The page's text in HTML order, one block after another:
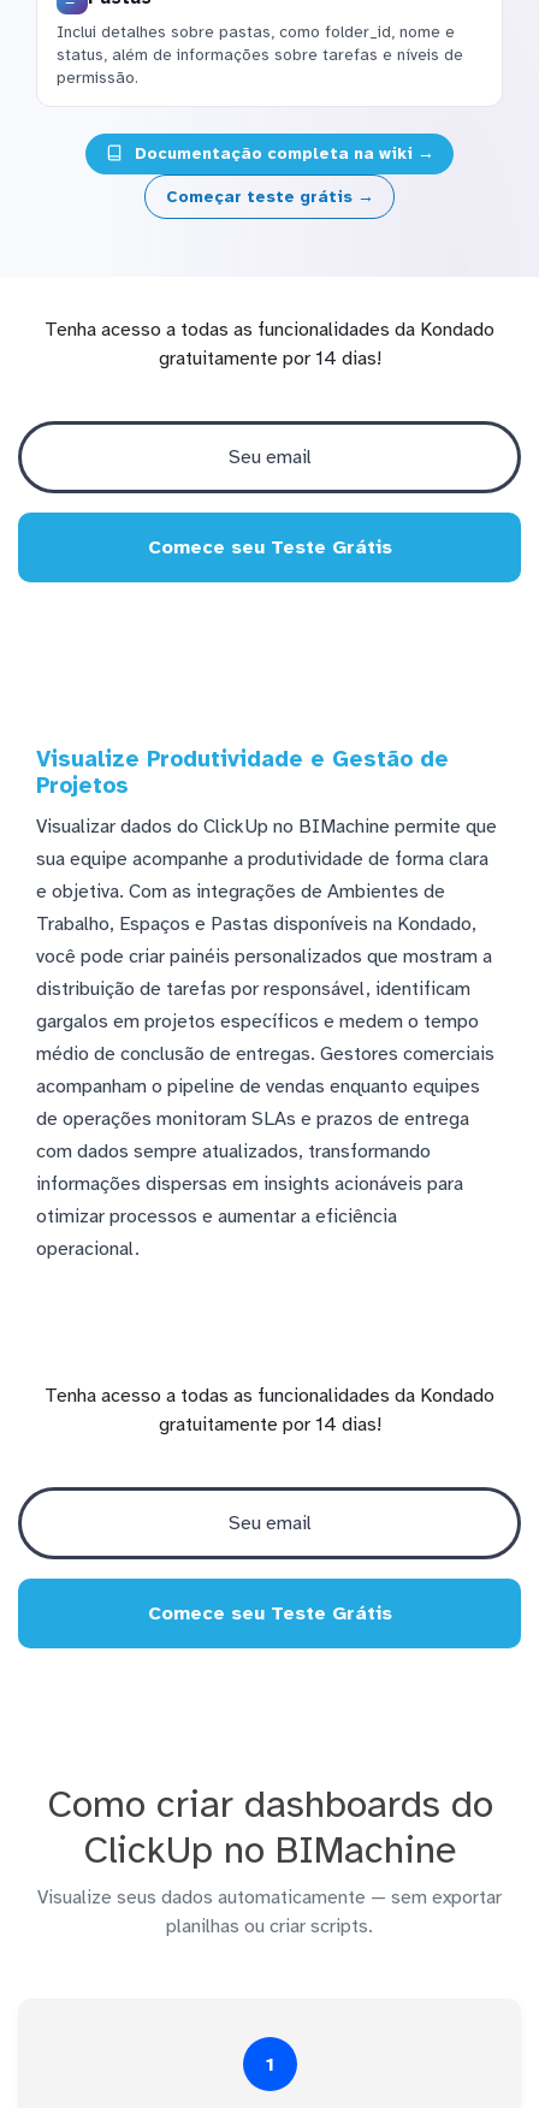
Inclui detalhes sobre pastas, como folder_id, nome e
status, além de informações sobre tarefas e níveis de
permissão.
Documentação completa na wiki →
Começar teste grátis →
Tenha acesso a todas as funcionalidades da Kondado
gratuitamente por 14 dias!
Comece seu Teste Grátis
Visualize Produtividade e Gestão de
Projetos
Visualizar dados do ClickUp no BIMachine permite que
sua equipe acompanhe a produtividade de forma clara
e objetiva. Com as integrações de Ambientes de
Trabalho, Espaços e Pastas disponíveis na Kondado,
você pode criar painéis personalizados que mostram a
distribuição de tarefas por responsável, identificam
gargalos em projetos específicos e medem o tempo
médio de conclusão de entregas. Gestores comerciais
acompanham o pipeline de vendas enquanto equipes
de operações monitoram SLAs e prazos de entrega
com dados sempre atualizados, transformando
informações dispersas em insights acionáveis para
otimizar processos e aumentar a eficiência
operacional.
Tenha acesso a todas as funcionalidades da Kondado
gratuitamente por 14 dias!
Comece seu Teste Grátis
Como criar dashboards do
ClickUp no BIMachine
Visualize seus dados automaticamente — sem exportar
planilhas ou criar scripts.
1